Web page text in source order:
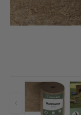
Vorherige